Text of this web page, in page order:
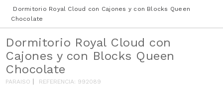
Dormitorio Royal Cloud con Cajones y con Blocks Queen
Chocolate
Dormitorio Royal Cloud con
Cajones y con Blocks Queen
Chocolate
PARAISO REFERENCIA: 992089